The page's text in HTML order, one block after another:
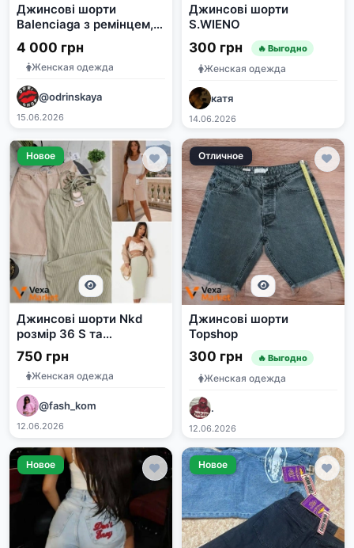
Джинсові шорти
Balenciaga з ремінцем,
розмір M
4 000 грн
Женская одежда
@odrinskaya
15.06.2026
Джинсові шорти
S.WIENO
300 грн 🔥 Выгодно
Женская одежда
катя
14.06.2026
Новое
Джинсові шорти Nkd
розмір 36 S та
спідничка в рубчик
Missguided
750 грн
Женская одежда
@fash_kom
12.06.2026
Отличное
Джинсові шорти
Topshop
300 грн 🔥 Выгодно
Женская одежда
.
12.06.2026
Новое Новое